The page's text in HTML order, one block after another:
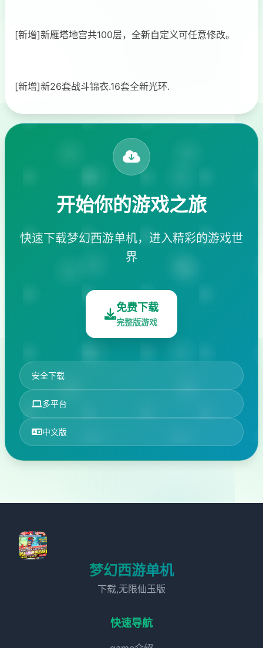
[新增]新雁塔地宫共100层，全新自定义可任意修改。
[新增]新26套战斗锦衣.16套全新光环.
开始你的游戏之旅
快速下载梦幻西游单机，进入精彩的游戏世
界
免费下载
完整版游戏
安全下载
多平台
中文版
梦幻西游单机
下载,无限仙玉版
快速导航